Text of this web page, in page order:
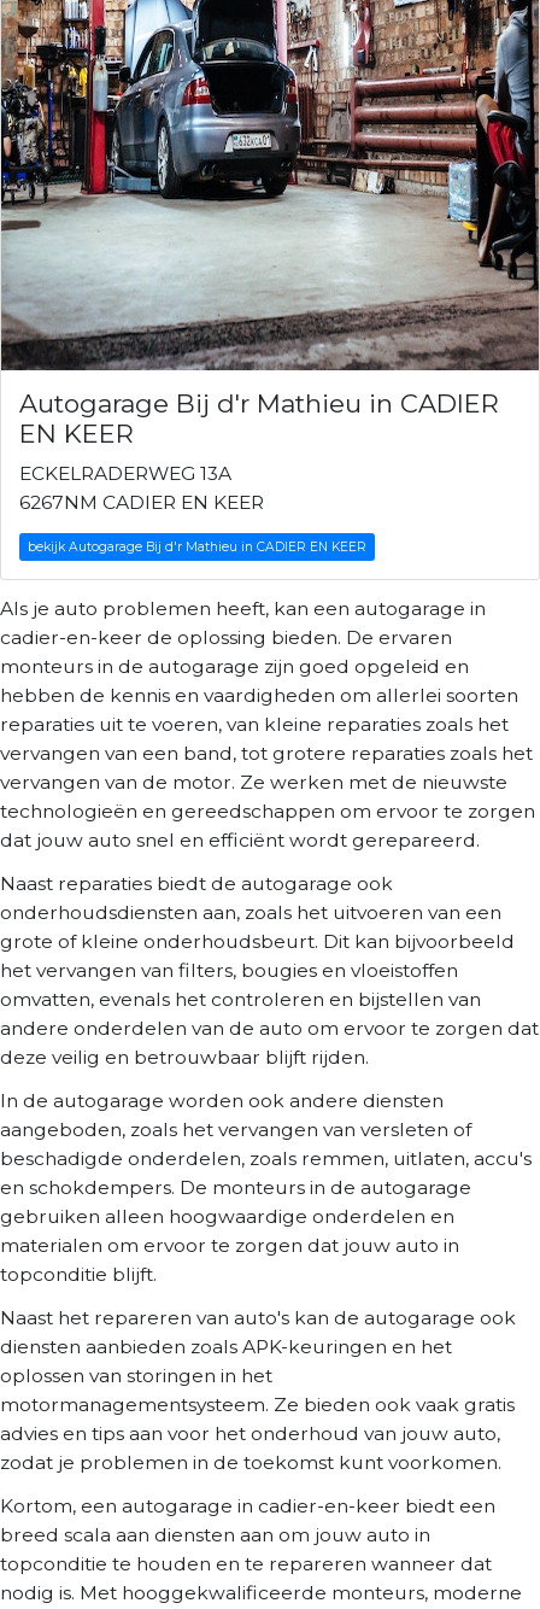
Autogarage Bij d'r Mathieu in CADIER
EN KEER
ECKELRADERWEG 13A
6267NM CADIER EN KEER
bekijk Autogarage Bij d'r Mathieu in CADIER EN KEER
Als je auto problemen heeft, kan een autogarage in
cadier-en-keer de oplossing bieden. De ervaren
monteurs in de autogarage zijn goed opgeleid en
hebben de kennis en vaardigheden om allerlei soorten
reparaties uit te voeren, van kleine reparaties zoals het
vervangen van een band, tot grotere reparaties zoals het
vervangen van de motor. Ze werken met de nieuwste
technologieën en gereedschappen om ervoor te zorgen
dat jouw auto snel en efficiënt wordt gerepareerd.
Naast reparaties biedt de autogarage ook
onderhoudsdiensten aan, zoals het uitvoeren van een
grote of kleine onderhoudsbeurt. Dit kan bijvoorbeeld
het vervangen van filters, bougies en vloeistoffen
omvatten, evenals het controleren en bijstellen van
andere onderdelen van de auto om ervoor te zorgen dat
deze veilig en betrouwbaar blijft rijden.
In de autogarage worden ook andere diensten
aangeboden, zoals het vervangen van versleten of
beschadigde onderdelen, zoals remmen, uitlaten, accu's
en schokdempers. De monteurs in de autogarage
gebruiken alleen hoogwaardige onderdelen en
materialen om ervoor te zorgen dat jouw auto in
topconditie blijft.
Naast het repareren van auto's kan de autogarage ook
diensten aanbieden zoals APK-keuringen en het
oplossen van storingen in het
motormanagementsysteem. Ze bieden ook vaak gratis
advies en tips aan voor het onderhoud van jouw auto,
zodat je problemen in de toekomst kunt voorkomen.
Kortom, een autogarage in cadier-en-keer biedt een
breed scala aan diensten aan om jouw auto in
topconditie te houden en te repareren wanneer dat
nodig is. Met hooggekwalificeerde monteurs, moderne